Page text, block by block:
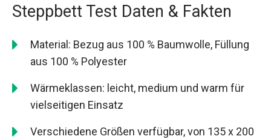
Steppbett Test Daten & Fakten
Material: Bezug aus 100 % Baumwolle, Füllung
aus 100 % Polyester
Wärmeklassen: leicht, medium und warm für
vielseitigen Einsatz
Verschiedene Größen verfügbar, von 135 x 200